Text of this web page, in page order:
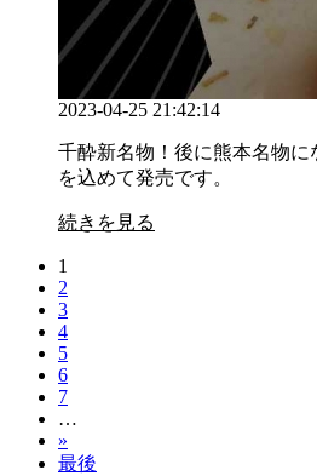
2023-04-25 21:42:14
千酔新名物！後に熊本名物に
を込めて発売です。
続きを見る
1
2
3
4
5
6
7
…
»
最後